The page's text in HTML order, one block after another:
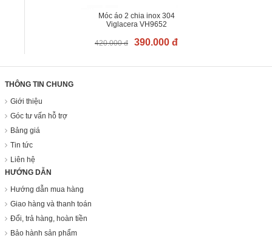
Móc áo 2 chia inox 304
Viglacera VH9652
420.000 đ 390.000 đ
THÔNG TIN CHUNG
Giới thiệu
Góc tư vấn hỗ trợ
Bảng giá
Tin tức
Liên hệ
HƯỚNG DẪN
Hướng dẫn mua hàng
Giao hàng và thanh toán
Đổi, trả hàng, hoàn tiền
Bảo hành sản phẩm